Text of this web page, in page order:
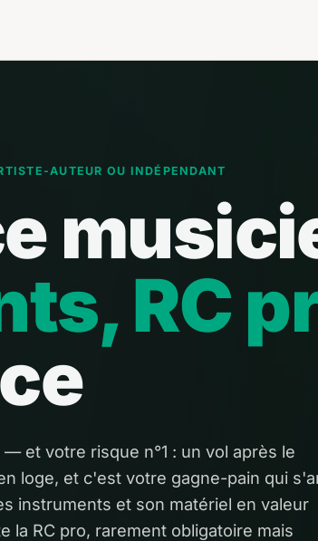
AUTEUR OU INDÉPENDANT
RC
et votre risque n°1 : un vol après le
loge, et c'est votre gagne-pain qui
instruments et son matériel en valeur
la RC pro, rarement obligatoire mais